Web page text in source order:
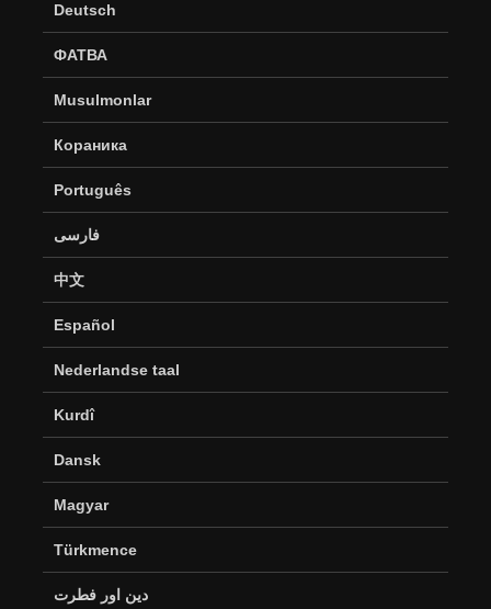
Deutsch
ФАТВА
Musulmonlar
Кораника
Português
فارسی
中文
Español
Nederlandse taal
Kurdî
Dansk
Magyar
Türkmence
دین اور فطرت